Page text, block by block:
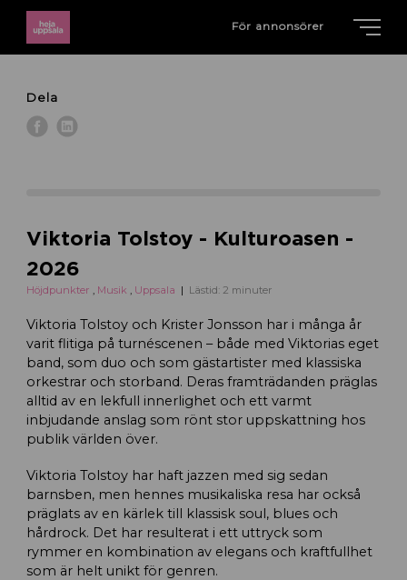
För annonsörer
Dela
Viktoria Tolstoy - Kulturoasen -
2026
Höjdpunkter , Musik , Uppsala Lästid: 2 minuter
Viktoria Tolstoy och Krister Jonsson har i många år
varit flitiga på turnéscenen – både med Viktorias eget
band, som duo och som gästartister med klassiska
orkestrar och storband. Deras framträdanden präglas
alltid av en lekfull innerlighet och ett varmt
inbjudande anslag som rönt stor uppskattning hos
publik världen över.
Viktoria Tolstoy har haft jazzen med sig sedan
barnsben, men hennes musikaliska resa har också
präglats av en kärlek till klassisk soul, blues och
hårdrock. Det har resulterat i ett uttryck som
rymmer en kombination av elegans och kraftfullhet
som är helt unikt för genren.